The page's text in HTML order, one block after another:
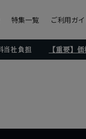
特集一覧 ご利用ガイ
当社負担 【重要】